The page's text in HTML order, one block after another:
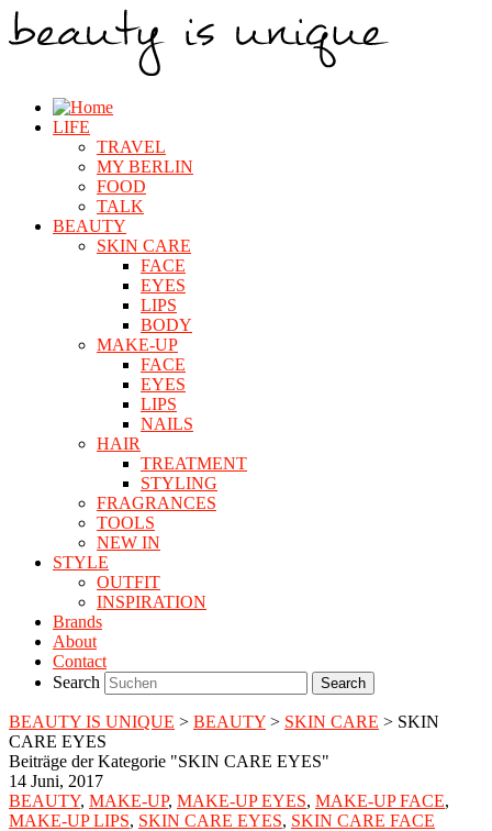
LIFE
TRAVEL
MY BERLIN
FOOD
TALK
BEAUTY
SKIN CARE
FACE
EYES
LIPS
BODY
MAKE-UP
FACE
EYES
LIPS
NAILS
HAIR
TREATMENT
STYLING
FRAGRANCES
TOOLS
NEW IN
STYLE
OUTFIT
INSPIRATION
Brands
About
Contact
Search
BEAUTY IS UNIQUE > BEAUTY > SKIN CARE > SKIN
CARE EYES
Beiträge der Kategorie "SKIN CARE EYES"
14 Juni, 2017
BEAUTY, MAKE-UP, MAKE-UP EYES, MAKE-UP FACE,
MAKE-UP LIPS, SKIN CARE EYES, SKIN CARE FACE